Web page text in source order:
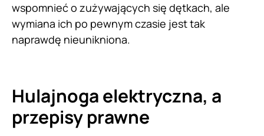
wspomnieć o zużywających się dętkach, ale
wymiana ich po pewnym czasie jest tak
naprawdę nieunikniona.
Hulajnoga elektryczna, a
przepisy prawne